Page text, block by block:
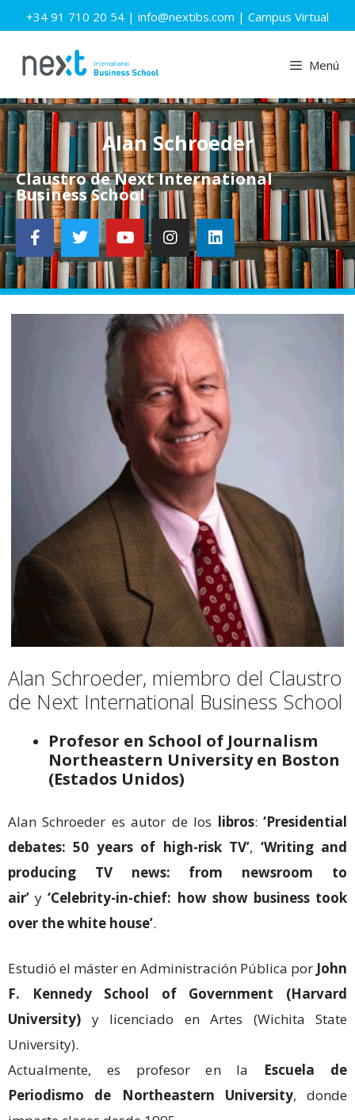
+34 91 710 20 54 | info@nextibs.com | Campus Virtual
Menú
Alan Schroeder
Claustro de Next International
Business School
Alan Schroeder, miembro del Claustro
de Next International Business School
Profesor en School of Journalism
Northeastern University en Boston
(Estados Unidos)
Alan Schroeder es autor de los libros:‘Presidential
debates: 50 years of high-risk TV’, ‘Writing and
producing TV news: from newsroom to
air’ y ‘Celebrity-in-chief: how show business took
over the white house’.
Estudió el máster en Administración Pública por John
F. Kennedy School of Government (Harvard
University) y licenciado en Artes (Wichita State
University).
Actualmente, es profesor en la Escuela de
Periodismo de Northeastern University, donde